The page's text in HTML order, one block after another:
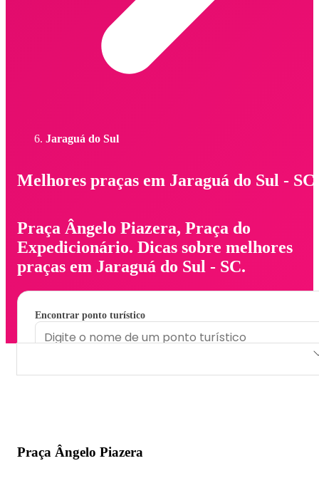
Jaraguá do Sul
Melhores praças em Jaraguá do Sul - SC
Praça Ângelo Piazera, Praça do
Expedicionário. Dicas sobre melhores
praças em Jaraguá do Sul - SC.
Encontrar ponto turístico
Praça Ângelo Piazera